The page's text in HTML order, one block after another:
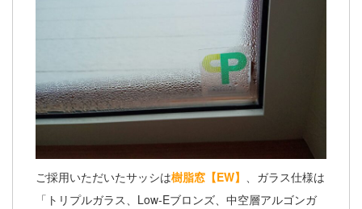
ご採用いただいたサッシは樹脂窓【EW】
、ガラス仕様は
「トリプルガラス、Low-Eブロンズ、中空層アルゴンガ